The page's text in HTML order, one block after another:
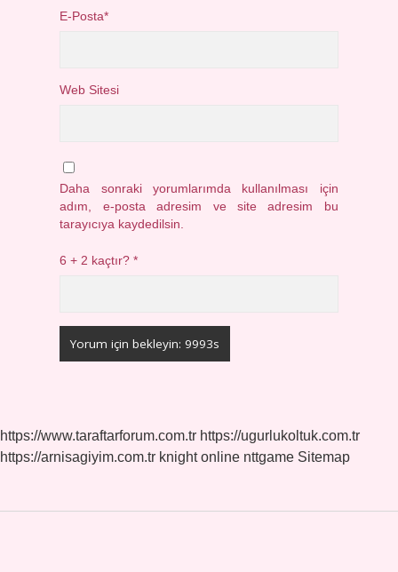
E-Posta*
Web Sitesi
Daha sonraki yorumlarımda kullanılması için
adım, e-posta adresim ve site adresim bu
tarayıcıya kaydedilsin.
6 + 2 kaçtır?*
https://www.taraftarforum.com.tr https://ugurlukoltuk.com.tr
https://arnisagiyim.com.tr knight online nttgame Sitemap